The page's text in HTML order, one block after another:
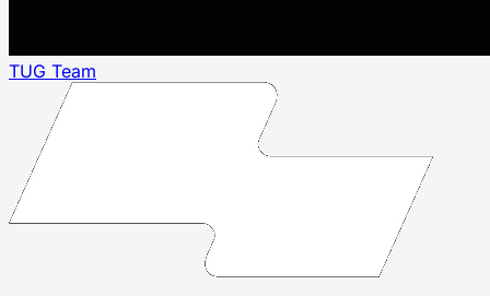
TUG Team